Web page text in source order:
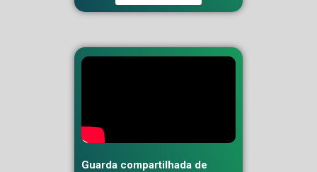
Guarda compartilhada de